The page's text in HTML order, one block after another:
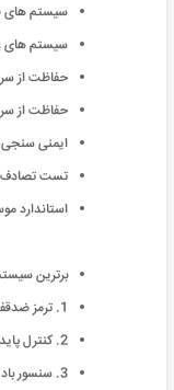
سیستم های
سیستم های
حفاظت از
حفاظت از
ایمنی
تست
برترین
1. ترمز ضدقفل یا ABS
2. کنترل پایداری یا ESP
3. سنسور باد تایر یا TMPS